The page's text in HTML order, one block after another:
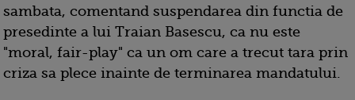
sambata, comentand suspendarea din functia de
presedinte a lui Traian Basescu, ca nu este
"moral, fair-play" ca un om care a trecut tara prin
criza sa plece inainte de terminarea mandatului.